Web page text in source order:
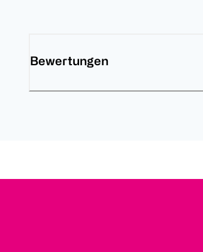
Bewertungen